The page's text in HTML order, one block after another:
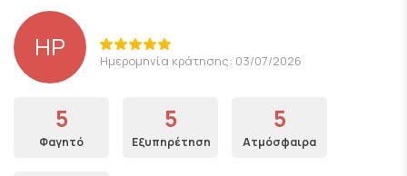
HP Ημερομηνία κράτησης: 03/07/2026
5
Φαγητό
5
Εξυπηρέτηση
5
Ατμόσφαιρα